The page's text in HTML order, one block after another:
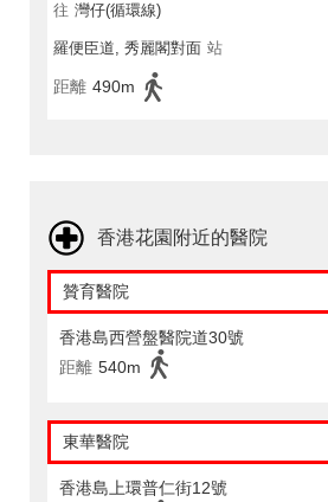
往 灣仔(循環線)
羅便臣道, 秀麗閣對面 站
距離 490m
香港花園附近的醫院
贊育醫院
香港島西營盤醫院道30號
距離 540m
東華醫院
香港島上環普仁街12號